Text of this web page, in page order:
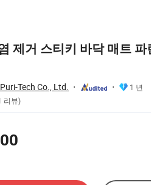
제거 스티키 바닥 매트
Tech Co., Ltd.
1 년
리뷰)